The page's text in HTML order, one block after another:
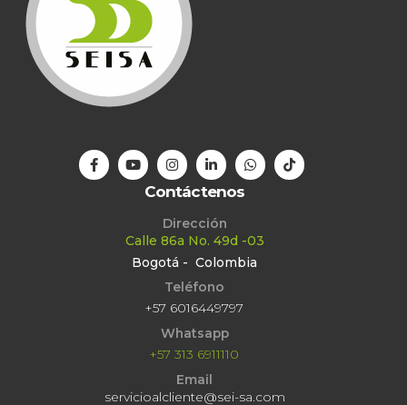
Contáctenos
Dirección
Calle 86a No. 49d -03
Bogotá - Colombia
Teléfono
+57 6016449797
Whatsapp
+57 313 6911110
Email
servicioalcliente@sei-sa.com